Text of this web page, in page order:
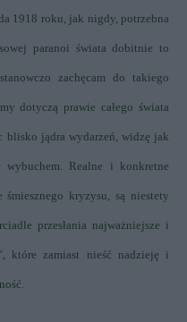
1918 roku, jak nigdy, potrzebna
paranoi świata dobitnie to
zachęcam do takiego
dotyczą prawie całego świata
blisko jądra wydarzeń, widzę jak
Realne i konkretne
śmiesznego kryzysu, są niestety
przesłania najważniejsze i
które zamiast nieść nadzieję i